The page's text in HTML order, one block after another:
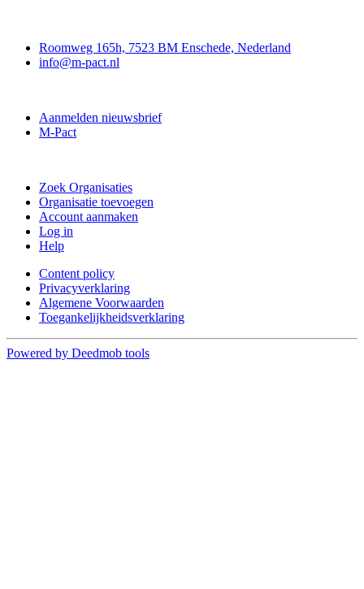
Roomweg 165h, 7523 BM Enschede, Nederland
info@m-pact.nl
Aanmelden nieuwsbrief
M-Pact
Zoek Organisaties
Organisatie toevoegen
Account aanmaken
Log in
Help
Content policy
Privacyverklaring
Algemene Voorwaarden
Toegankelijkheidsverklaring
Powered by Deedmob tools